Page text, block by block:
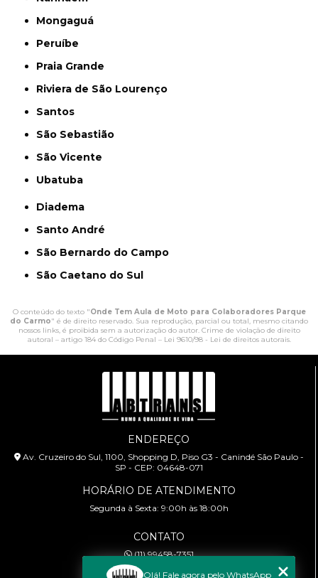
Mongaguá
Peruíbe
Praia Grande
Riviera de São Lourenço
Santos
São Sebastião
São Vicente
Ubatuba
Diadema
Santo André
São Bernardo do Campo
São Caetano do Sul
O conteúdo do texto "Onde Tem Aula de Moto para Colaboradores Parque
do Carmo" é de direito reservado. Sua reprodução, parcial ou total, mesmo citando
nossos links, é proibida sem a autorização do autor. Crime de violação de direito
autoral – artigo 184 do Código Penal – Lei 9610/98 - Lei de direitos autorais.
ENDEREÇO
Av. Cruzeiro do Sul, 1100, Shopping D, Piso G3 - Canindé São Paulo -
SP - CEP: 04648-071
HORÁRIO DE ATENDIMENTO
Segunda à Sexta: 9:00h às 18:00h
CONTATO
(11) 99458-7351
cursoabtrans@gmail.com
Olá! Fale agora pelo WhatsApp